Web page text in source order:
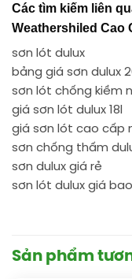
Các tìm kiếm liên
Weathershiled Cao
sơn lót dulux
bảng giá sơn dulux
sơn lót chống kiềm
giá sơn lót dulux 18l
giá sơn lót cao cấp
sơn chống thấm
sơn dulux giá rẻ
sơn lót dulux giá
Sản phẩm